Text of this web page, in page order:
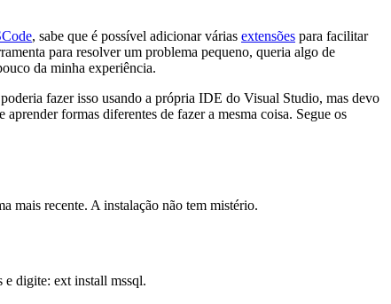
, sabe que é possível adicionar várias extensões para facilitar
para resolver um problema pequeno, queria algo de
da minha experiência.
fazer isso usando a própria IDE do Visual Studio, mas devo
formas diferentes de fazer a mesma coisa. Segue os
mais recente. A instalação não tem mistério.
e digite: ext install mssql.